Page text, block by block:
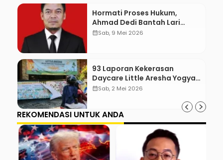
Hormati Proses Hukum,
Ahmad Dedi Bantah Lari
karena Dugaan Terlibat Suap
calendar_monthSab, 9 Mei 2026
93 Laporan Kekerasan
Daycare Little Aresha Yogya,
17 Pengasuh Terlibat
calendar_monthSab, 2 Mei 2026
REKOMENDASI UNTUK ANDA